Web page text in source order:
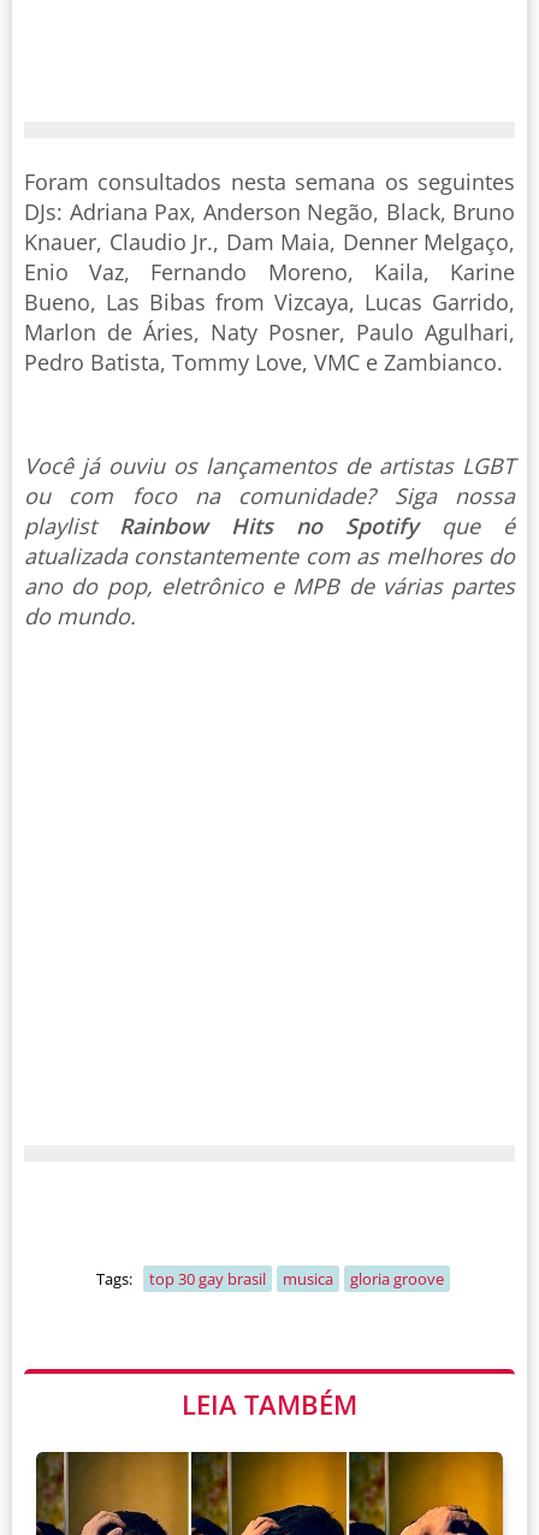
Foram consultados nesta semana os seguintes
DJs: Adriana Pax, Anderson Negão, Black, Bruno
Knauer, Claudio Jr., Dam Maia, Denner Melgaço,
Enio Vaz, Fernando Moreno, Kaila, Karine
Bueno, Las Bibas from Vizcaya, Lucas Garrido,
Marlon de Áries, Naty Posner, Paulo Agulhari,
Pedro Batista, Tommy Love, VMC e Zambianco.
Você já ouviu os lançamentos de artistas LGBT
ou com foco na comunidade? Siga nossa
playlist Rainbow Hits no Spotify que é
atualizada constantemente com as melhores do
ano do pop, eletrônico e MPB de várias partes
do mundo.
Tags: top 30 gay brasil musica gloria groove
LEIA TAMBÉM